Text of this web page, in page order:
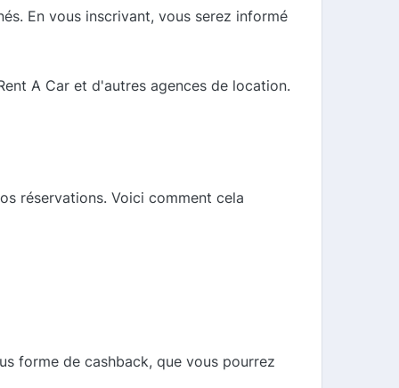
En vous inscrivant, vous serez informé
A Car et d'autres agences de location.
réservations. Voici comment cela
forme de cashback, que vous pourrez